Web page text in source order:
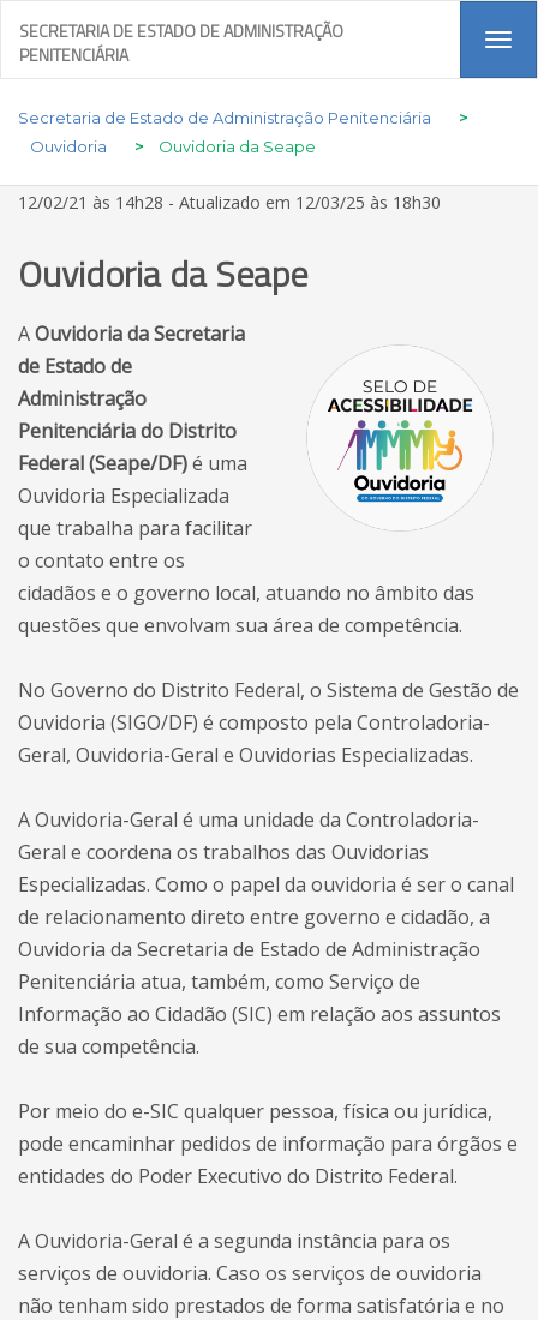
SECRETARIA DE ESTADO DE ADMINISTRAÇÃO
PENITENCIÁRIA
Secretaria de Estado de Administração Penitenciária
>
Ouvidoria
> Ouvidoria da Seape
12/02/21 às 14h28 - Atualizado em 12/03/25 às 18h30
Ouvidoria da Seape
AOuvidoria da Secretaria
de Estado de
Administração
Penitenciária do Distrito
Federal (Seape/DF)é uma
Ouvidoria Especializada
que trabalha para facilitar
o contato entre os
cidadãos e o governo local, atuando no âmbito das
questões que envolvam sua área de competência.
No Governo do Distrito Federal, o Sistema de Gestão de
Ouvidoria (SIGO/DF) é composto pela Controladoria-
Geral, Ouvidoria-Geral e Ouvidorias Especializadas.
A Ouvidoria-Geral é uma unidade da Controladoria-
Geral e coordena os trabalhos das Ouvidorias
Especializadas. Como o papel da ouvidoria é ser o canal
de relacionamento direto entre governo e cidadão, a
Ouvidoria da Secretaria de Estado de Administração
Penitenciária atua, também, como Serviço de
Informação ao Cidadão (SIC) em relação aos assuntos
de sua competência.
Por meio do e-SIC qualquer pessoa, física ou jurídica,
pode encaminhar pedidos de informação para órgãos e
entidades do Poder Executivo do Distrito Federal.
A Ouvidoria-Geral é a segunda instância para os
serviços de ouvidoria. Caso os serviços de ouvidoria
não tenham sido prestados de forma satisfatória e no